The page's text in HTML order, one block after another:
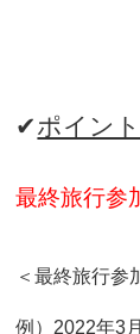
✔ポイン
最終旅行参
＜最終旅行参
例）2022年3